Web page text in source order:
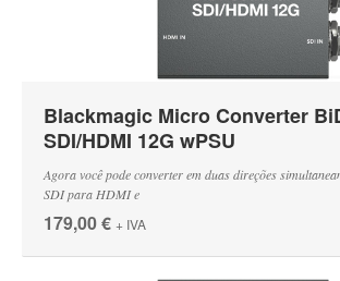
Blackmagic Micro Converter
SDI/HDMI 12G wPSU
Agora você pode converter em duas direções
SDI para HDMI e
179,00 € + IVA